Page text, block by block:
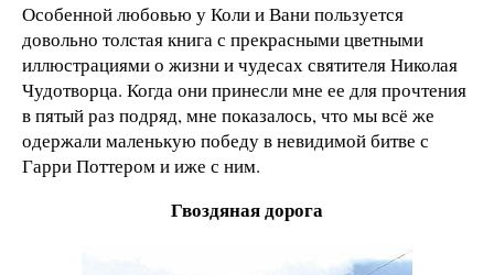
Особенной любовью у Коли и Вани пользуется
довольно толстая книга с прекрасными цветными
иллюстрациями о жизни и чудесах святителя Николая
Чудотворца. Когда они принесли мне ее для прочтения
в пятый раз подряд, мне показалось, что мы всё же
одержали маленькую победу в невидимой битве с
Гарри Поттером и иже с ним.
Гвоздяная дорога